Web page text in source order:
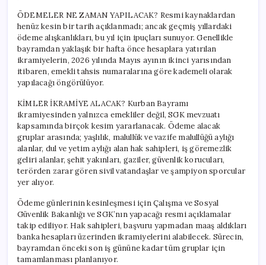
ÖDEMELER NE ZAMAN YAPILACAK? Resmi kaynaklardan
henüz kesin bir tarih açıklanmadı; ancak geçmiş yıllardaki
ödeme alışkanlıkları, bu yıl için ipuçları sunuyor. Genellikle
bayramdan yaklaşık bir hafta önce hesaplara yatırılan
ikramiyelerin, 2026 yılında Mayıs ayının ikinci yarısından
itibaren, emekli tahsis numaralarına göre kademeli olarak
yapılacağı öngörülüyor.
KİMLER İKRAMİYE ALACAK? Kurban Bayramı
ikramiyesinden yalnızca emekliler değil, SGK mevzuatı
kapsamında birçok kesim yararlanacak. Ödeme alacak
gruplar arasında; yaşlılık, malullük ve vazife malullüğü aylığı
alanlar, dul ve yetim aylığı alan hak sahipleri, iş göremezlik
geliri alanlar, şehit yakınları, gaziler, güvenlik korucuları,
terörden zarar gören sivil vatandaşlar ve şampiyon sporcular
yer alıyor.
Ödeme günlerinin kesinleşmesi için Çalışma ve Sosyal
Güvenlik Bakanlığı ve SGK’nın yapacağı resmi açıklamalar
takip ediliyor. Hak sahipleri, başvuru yapmadan maaş aldıkları
banka hesapları üzerinden ikramiyelerini alabilecek. Sürecin,
bayramdan önceki son iş gününe kadar tüm gruplar için
tamamlanması planlanıyor.